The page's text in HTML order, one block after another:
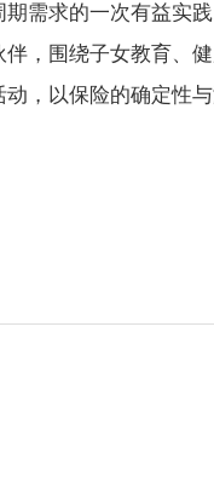
需求的一次有益实
，围绕子女教育、
，以保险的确定性